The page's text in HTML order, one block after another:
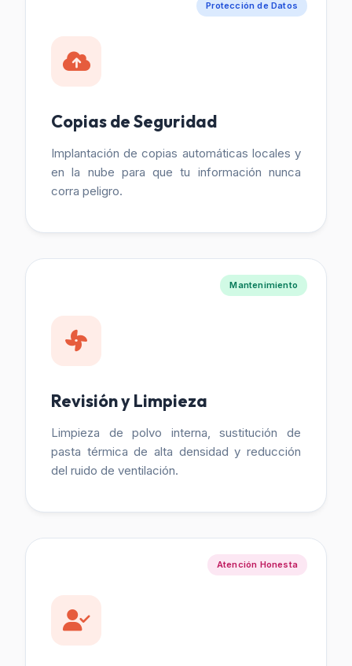
Protección de Datos
Copias de Seguridad
Implantación de copias automáticas locales y
en la nube para que tu información nunca
corra peligro.
Mantenimiento
Revisión y Limpieza
Limpieza de polvo interna, sustitución de
pasta térmica de alta densidad y reducción
del ruido de ventilación.
Atención Honesta